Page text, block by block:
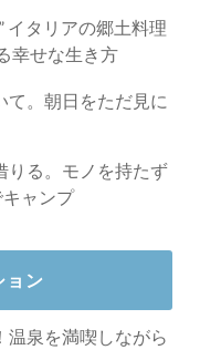
イタリアの郷土料理
幸せな生き方
て。朝日をただ見に
りる。モノを持たず
ャンプ
ョン
温泉を満喫しながら